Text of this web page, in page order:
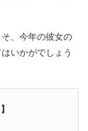
、今年の彼女の
いかがでしょう